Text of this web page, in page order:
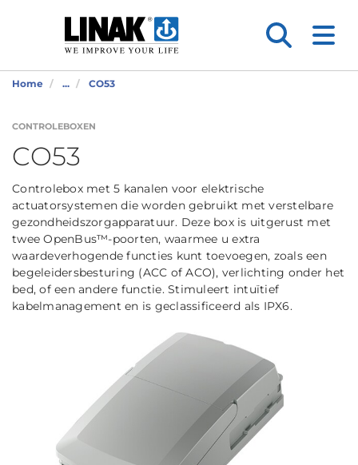
Home ... CO53
CONTROLEBOXEN
CO53
Controlebox met 5 kanalen voor elektrische
actuatorsystemen die worden gebruikt met verstelbare
gezondheidszorgapparatuur. Deze box is uitgerust met
twee OpenBus™-poorten, waarmee u extra
waardeverhogende functies kunt toevoegen, zoals een
begeleidersbesturing (ACC of ACO), verlichting onder het
bed, of een andere functie. Stimuleert intuïtief
kabelmanagement en is geclassificeerd als IPX6.